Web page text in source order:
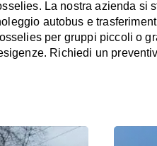
La nostra azienda si
autobus e
per gruppi piccoli o
Richiedi un